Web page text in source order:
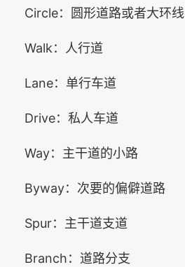
Circle：圆形道路或者大环线
Walk：人行道
Lane：单行车道
Drive：私人车道
Way：主干道的小路
Byway：次要的偏僻道路
Spur：主干道支道
Branch：道路分支